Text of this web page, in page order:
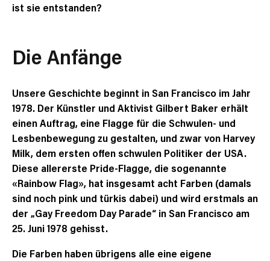
ist sie entstanden?
Die Anfänge
Unsere Geschichte beginnt in San Francisco im Jahr
1978. Der Künstler und Aktivist Gilbert Baker erhält
einen Auftrag, eine Flagge für die Schwulen- und
Lesbenbewegung zu gestalten, und zwar von Harvey
Milk, dem ersten offen schwulen Politiker der USA.
Diese allererste Pride-Flagge, die sogenannte
«Rainbow Flag», hat insgesamt acht Farben (damals
sind noch pink und türkis dabei) und wird erstmals an
der „Gay Freedom Day Parade“ in San Francisco am
25. Juni 1978 gehisst.
Die Farben haben übrigens alle eine eigene